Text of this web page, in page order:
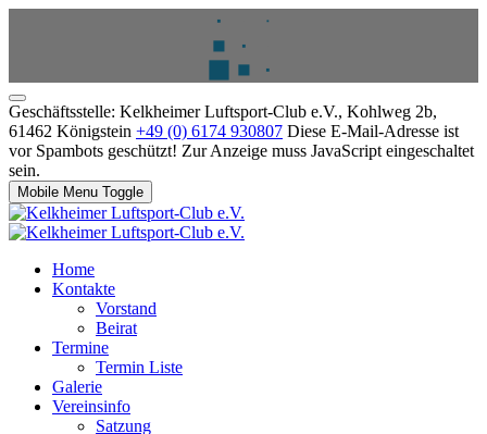
Geschäftsstelle: Kelkheimer Luftsport-Club e.V., Kohlweg 2b,
61462 Königstein +49 (0) 6174 930807 Diese E-Mail-Adresse ist
vor Spambots geschützt! Zur Anzeige muss JavaScript eingeschaltet
sein.
Mobile Menu Toggle
Home
Kontakte
Vorstand
Beirat
Termine
Termin Liste
Galerie
Vereinsinfo
Satzung